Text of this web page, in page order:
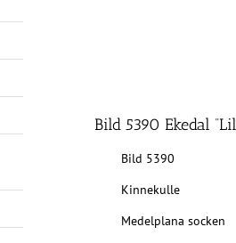
Bild 5390 Ekedal
Bild 5390
Kinnekulle
Medelplana socken